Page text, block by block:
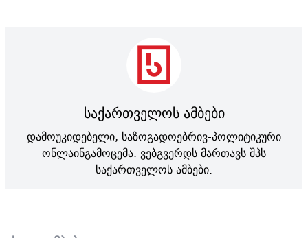
საქართველოს ამბები
დამოუკიდებელი, საზოგადოებრივ-პოლიტიკური
ონლაინგამოცემა. ვებგვერდს მართავს შპს
საქართველოს ამბები.